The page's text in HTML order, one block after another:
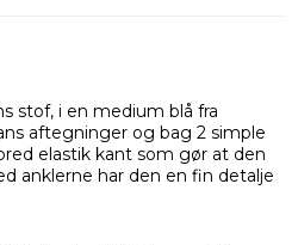
stof, i en medium blå fra
aftegninger og bag 2 simple
elastik kant som gør at den
anklerne har den en fin detalje